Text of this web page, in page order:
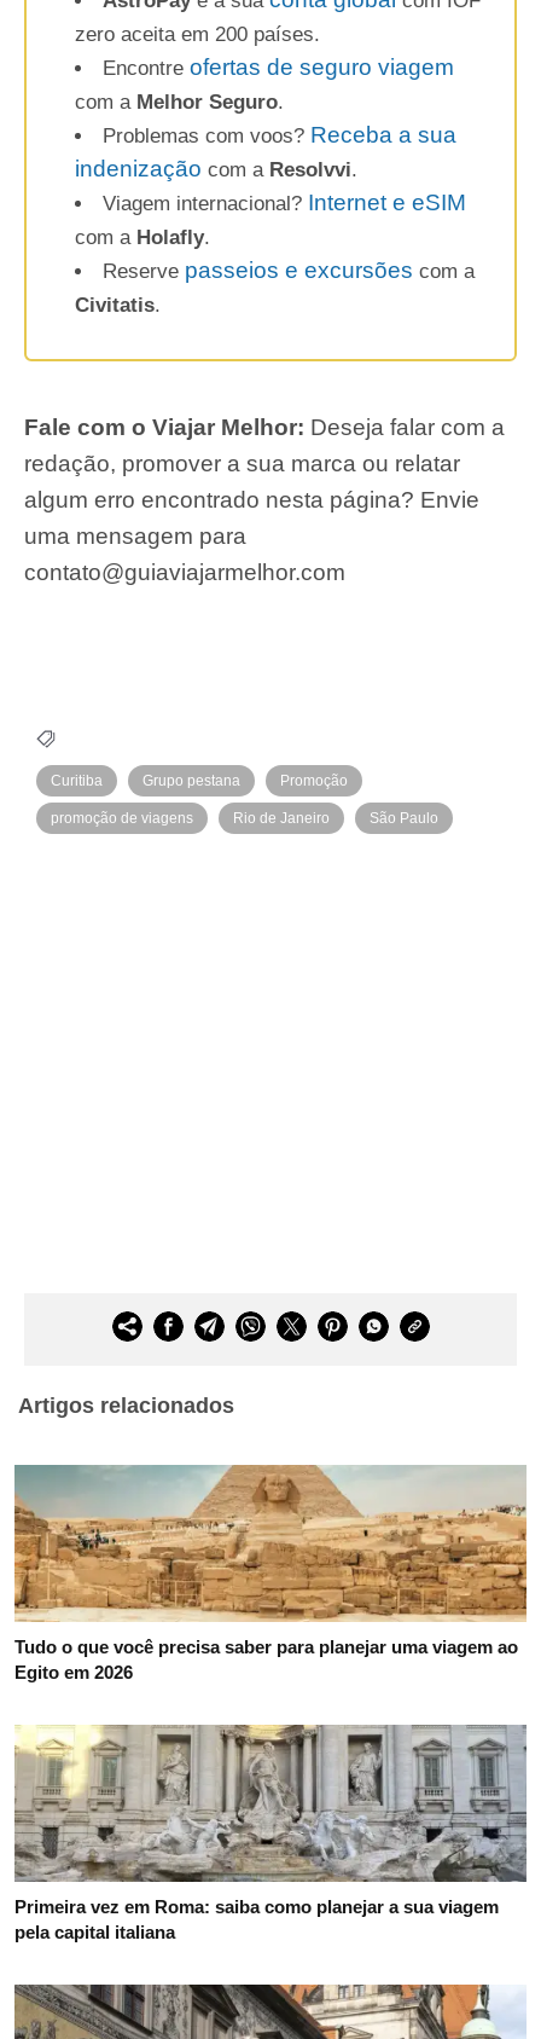
zero aceita em 200 países.
Encontre ofertas de seguro viagem
com a Melhor Seguro.
Problemas com voos? Receba a sua
indenização com a Resolvvi.
Viagem internacional? Internet e eSIM
com a Holafly.
Reserve passeios e excursões com a
Civitatis.
Fale com o Viajar Melhor: Deseja falar com a
redação, promover a sua marca ou relatar
algum erro encontrado nesta página? Envie
uma mensagem para
contato@guiaviajarmelhor.com
Curitiba Grupo pestana Promoção
promoção de viagens Rio de Janeiro São Paulo
Artigos relacionados
Tudo o que você precisa saber para planejar uma viagem ao
Egito em 2026
Primeira vez em Roma: saiba como planejar a sua viagem
pela capital italiana